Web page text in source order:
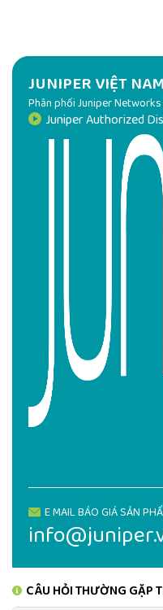
Optics, 1550 nm
EX-SFP-1GE-T:
Transceiver Module
Category 5
Juniper.VN hiện đang
chính hãng với đầy đủ
gốc và xuất xứ của sản
Qúy khách hàng quan
với chúng tôi theo các số
vấn và hỗ trợ tốt nhất
SẢN PHẨM JUNIPER
CHÍNH HÃNG BỞI
JUNIPER.VN - NHÀ
UY TÍN, DANH TIẾNG
JUNIPER.VN phân phối
hãng uy tín số 1️⃣ Việt Nam
Juniper
JUNIPER VIỆT NAM
Phân phối Juniper
Juniper Authorized
E MAIL BÁO GIÁ SẢN
CÂU HỎI THƯỜNG GẶP